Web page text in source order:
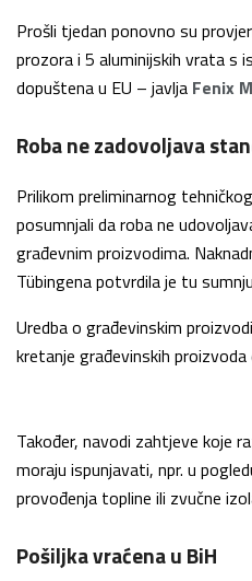
Prošli tjedan ponovno su
prozora i 5 aluminijskih vrata s
dopuštena u EU – javlja Fenix
Roba ne zadovoljava
Prilikom preliminarnog
posumnjali da roba ne
građevnim proizvodima.
Tübingena potvrdila je tu
Uredba o građevinskim
kretanje građevinskih proizvoda
Također, navodi zahtjeve koje
moraju ispunjavati, npr. u
provođenja topline ili zvučne
Pošiljka vraćena u BiH